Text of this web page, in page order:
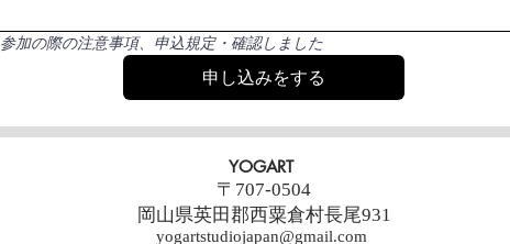
参加の際の注意事項、申込規定・確認しました
申し込みをする
YOGART
〒707-0504
岡山県英田郡西粟倉村長尾931
yogartstudiojapan@gmail.com